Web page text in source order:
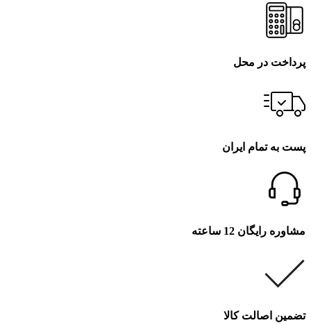
پرداخت در محل
پست به تمام ایران
مشاوره رایگان 12 ساعته
تضمین اصالت کالا